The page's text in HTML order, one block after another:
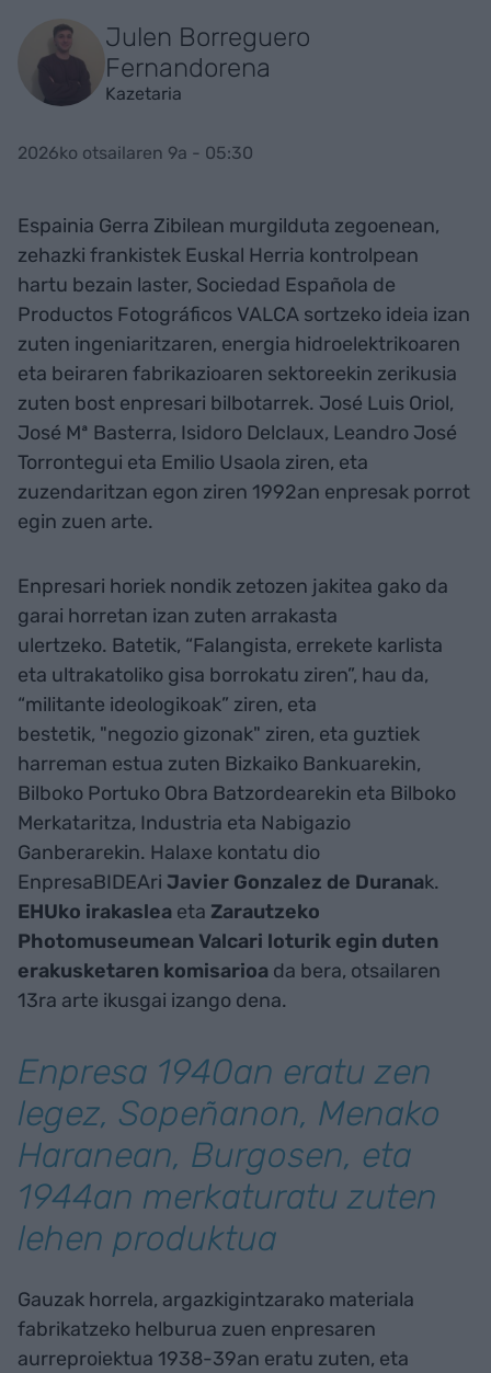
Julen Borreguero
Fernandorena
Kazetaria
2026ko otsailaren 9a - 05:30
Espainia Gerra Zibilean murgilduta zegoenean,
zehazki frankistek Euskal Herria kontrolpean
hartu bezain laster, Sociedad Española de
Productos Fotográficos VALCA sortzeko ideia izan
zuten ingeniaritzaren, energia hidroelektrikoaren
eta beiraren fabrikazioaren sektoreekin zerikusia
zuten bost enpresari bilbotarrek. José Luis Oriol,
José Mª Basterra, Isidoro Delclaux, Leandro José
Torrontegui eta Emilio Usaola ziren, eta
zuzendaritzan egon ziren 1992an enpresak porrot
egin zuen arte.
Enpresari horiek nondik zetozen jakitea gako da
garai horretan izan zuten arrakasta
ulertzeko. Batetik, “Falangista, errekete karlista
eta ultrakatoliko gisa borrokatu ziren”, hau da,
“militante ideologikoak” ziren, eta
bestetik, "negozio gizonak" ziren, eta guztiek
harreman estua zuten Bizkaiko Bankuarekin,
Bilboko Portuko Obra Batzordearekin eta Bilboko
Merkataritza, Industria eta Nabigazio
Ganberarekin. Halaxe kontatu dio
EnpresaBIDEAri Javier Gonzalez de Duranak.
EHUko irakaslea eta Zarautzeko
Photomuseumean Valcari loturik egin duten
erakusketaren komisarioa da bera, otsailaren
13ra arte ikusgai izango dena.
Enpresa 1940an eratu zen
legez, Sopeñanon, Menako
Haranean, Burgosen, eta
1944an merkaturatu zuten
lehen produktua
Gauzak horrela, argazkigintzarako materiala
fabrikatzeko helburua zuen enpresaren
aurreproiektua 1938-39an eratu zuten, eta